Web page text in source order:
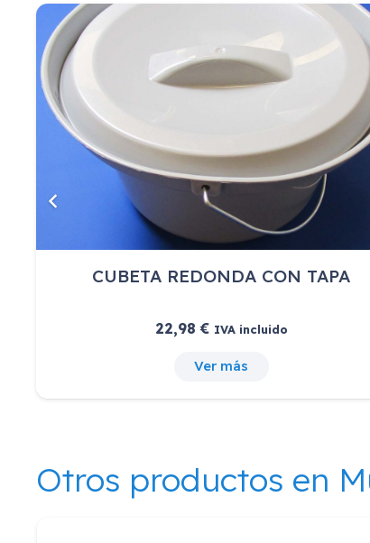
CUBETA REDONDA CON TAPA
22,98€ IVA incluido
Ver más
Otros productos en